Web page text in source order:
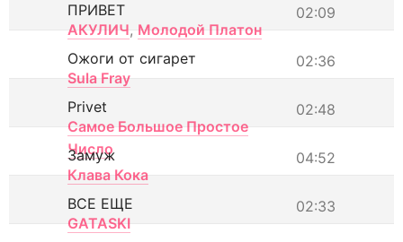
02:09
ПРИВЕТ
АКУЛИЧ, Молодой Платон
02:36
Ожоги от сигарет
Sula Fray
02:48
Privet
Самое Большое Простое
Число
04:52
Замуж
Клава Кока
02:33
ВСЕ ЕЩЕ
GATASKI